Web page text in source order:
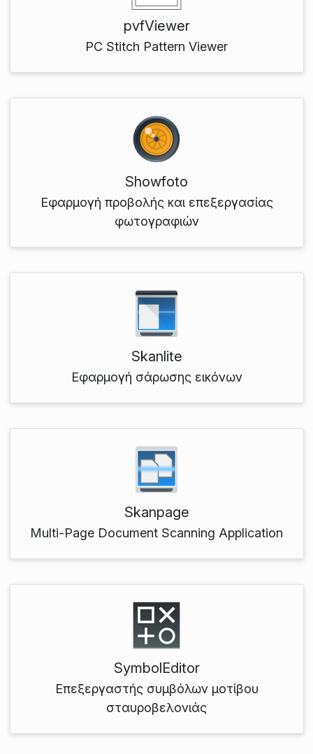
pvfViewer
PC Stitch Pattern Viewer
Showfoto
Εφαρμογή προβολής και επεξεργασίας
φωτογραφιών
Skanlite
Εφαρμογή σάρωσης εικόνων
Skanpage
Multi-Page Document Scanning Application
SymbolEditor
Επεξεργαστής συμβόλων μοτίβου
σταυροβελονιάς